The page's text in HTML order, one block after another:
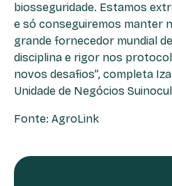
biosseguridade. Estamos
e só conseguiremos manter
grande fornecedor mundial
disciplina e rigor nos
novos desafios”, completa
Unidade de Negócios
Fonte: AgroLink